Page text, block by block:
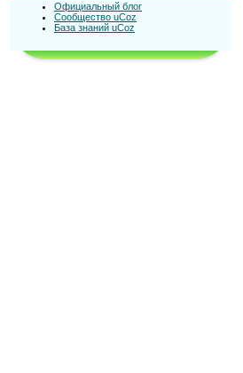
Официальный блог
Сообщество uCoz
База знаний uCoz